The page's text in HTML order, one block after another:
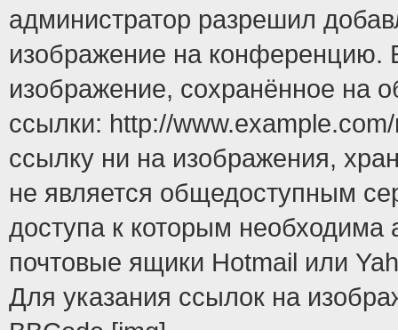
администратор разрешил
изображение на конференцию.
изображение, сохранённое на
ссылки: http://
ссылку ни на изображения,
не является общедоступным
доступа к которым
почтовые ящики Hotmail или
Для указания ссылок на